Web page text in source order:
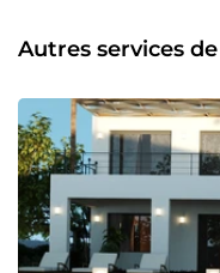
Autres services